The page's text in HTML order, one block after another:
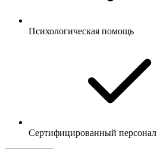
Психологическая помощь
Сертифицированный персонал